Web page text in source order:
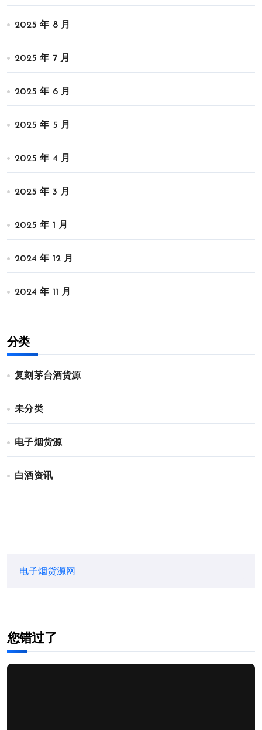
2025 年 8 月
2025 年 7 月
2025 年 6 月
2025 年 5 月
2025 年 4 月
2025 年 3 月
2025 年 1 月
2024 年 12 月
2024 年 11 月
分类
复刻茅台酒货源
未分类
电子烟货源
白酒资讯
电子烟货源网
您错过了